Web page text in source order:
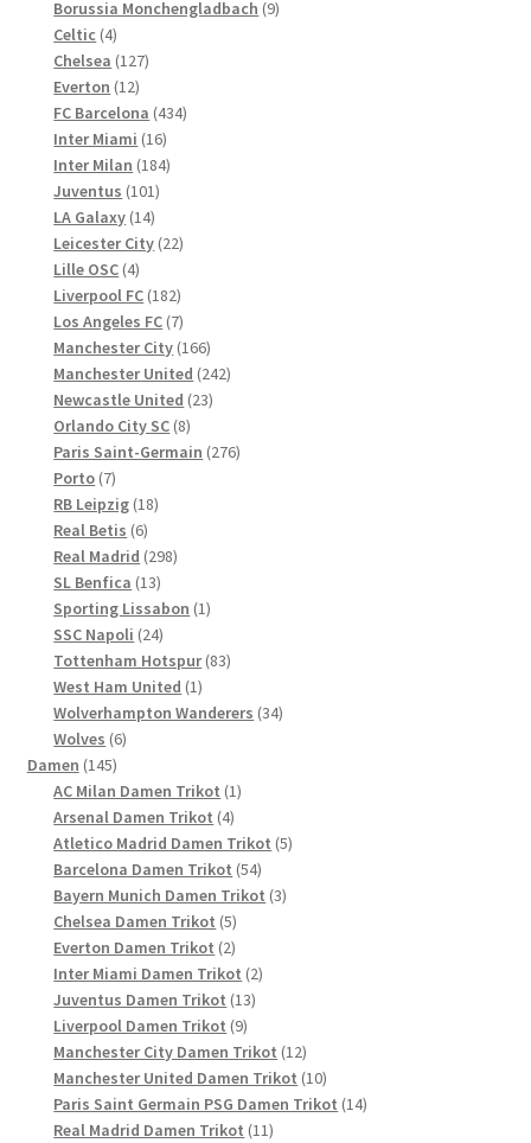
Produkte
Borussia Monchengladbach 99
Celtic 44
Produkte
Chelsea 127127
Everton 1212
Produkte
FC Barcelona 434434
Inter Miami 1616
Produkte
Inter Milan 184184
Juventus 101101
LA Galaxy 1414
Produkte
Leicester City 2222
Lille OSC 44
Produkte
Liverpool FC 182182
Produkte
Los Angeles FC 77
Produkte
Manchester City 166166
Produkte
Manchester United 242242
Newcastle United 2323
Orlando City SC 88
Produkte
Paris Saint-Germain 276276
Porto 77
Produkte
RB Leipzig 1818
Real Betis 66
Produkte
Real Madrid 298298
SL Benfica 1313
Produkte
Sporting Lissabon 11
SSC Napoli 2424
Produkte
Tottenham Hotspur 8383
West Ham United 11
Produkt
Wolverhampton Wanderers 3434
Wolves 66
Damen 145145
Produkte
AC Milan Damen Trikot 11
Arsenal Damen Trikot 44
Produkte
Atletico Madrid Damen Trikot 55
Barcelona Damen Trikot 5454
Produkte
Bayern Munich Damen Trikot 33
Chelsea Damen Trikot 55
Produkte
Everton Damen Trikot 22
Produkte
Inter Miami Damen Trikot 22
Juventus Damen Trikot 1313
Liverpool Damen Trikot 99
Produkte
Manchester City Damen Trikot 1212
Produkte
Manchester United Damen Trikot 1010
Produkte
Paris Saint Germain PSG Damen Trikot 1414
Real Madrid Damen Trikot 1111